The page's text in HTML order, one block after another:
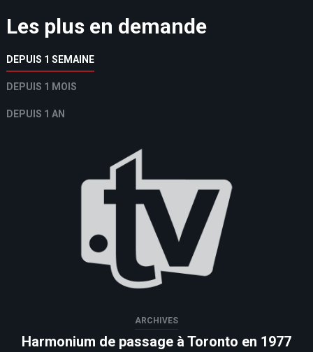
Les plus en demande
DEPUIS 1 SEMAINE
DEPUIS 1 MOIS
DEPUIS 1 AN
ARCHIVES
Harmonium de passage à Toronto en 1977